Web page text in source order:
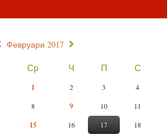
« Февруари 2017 »
Ср Ч П С
1 2 3
4
8 9 10
11
15 16 17
18